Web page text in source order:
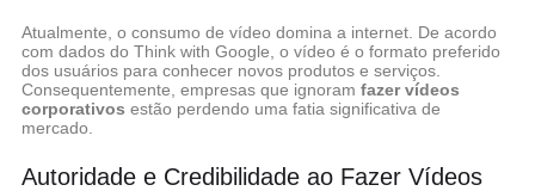
Atualmente, o consumo de vídeo domina a internet. De acordo
com dados do Think with Google, o vídeo é o formato preferido
dos usuários para conhecer novos produtos e serviços.
Consequentemente, empresas que ignoram fazer vídeos
corporativos estão perdendo uma fatia significativa de
mercado.
Autoridade e Credibilidade ao Fazer Vídeos